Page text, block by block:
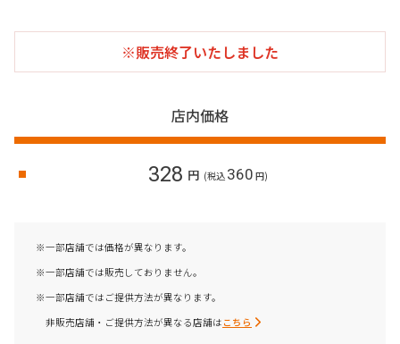
※販売終了いたしました
店内価格
328 円 (税込 360 円)
※一部店舗では価格が異なります。
※一部店舗では販売しておりません。
※一部店舗ではご提供方法が異なります。
非販売店舗・ご提供方法が異なる店舗は こちら